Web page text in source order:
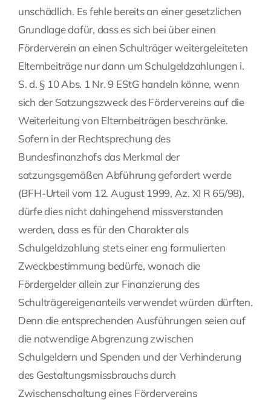
unschädlich. Es fehle bereits an einer gesetzlichen
Grundlage dafür, dass es sich bei über einen
Förderverein an einen Schulträger weitergeleiteten
Elternbeiträge nur dann um Schulgeldzahlungen i.
S. d. § 10 Abs. 1 Nr. 9 EStG handeln könne, wenn
sich der Satzungszweck des Fördervereins auf die
Weiterleitung von Elternbeiträgen beschränke.
Sofern in der Rechtsprechung des
Bundesfinanzhofs das Merkmal der
satzungsgemäßen Abführung gefordert werde
(BFH-Urteil vom 12. August 1999, Az. XI R 65/98),
dürfe dies nicht dahingehend missverstanden
werden, dass es für den Charakter als
Schulgeldzahlung stets einer eng formulierten
Zweckbestimmung bedürfe, wonach die
Fördergelder allein zur Finanzierung des
Schulträgereigenanteils verwendet würden dürften.
Denn die entsprechenden Ausführungen seien auf
die notwendige Abgrenzung zwischen
Schulgeldern und Spenden und der Verhinderung
des Gestaltungsmissbrauchs durch
Zwischenschaltung eines Fördervereins